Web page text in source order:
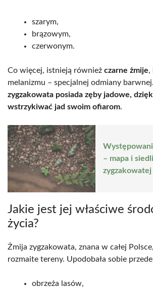
szarym,
brązowym,
czerwonym.
Co więcej, istnieją również czarne żmije,
melanizmu – specjalnej odmiany barwnej.
zygzakowata posiada zęby jadowe,
wstrzykiwać jad swoim ofiarom.
– mapa i
zygzakowatej
Jakie jest jej właściwe
życia?
Żmija zygzakowata, znana w całej
rozmaite tereny. Upodobała sobie
obrzeża lasów,